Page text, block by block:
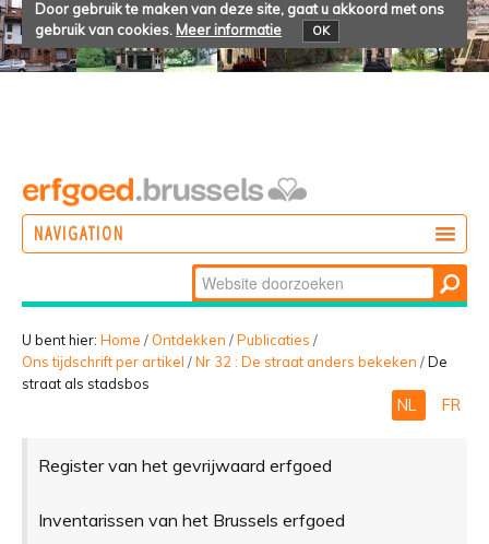
Door gebruik te maken van deze site, gaat u akkoord met ons
gebruik van cookies. Meer informatie OK
NAVIGATION
BELEVEN
Zoek
Geavanceerd
zoeken...
U bent hier: Home / Ontdekken /Publicaties /
Ons tijdschrift per artikel /Nr 32 : De straat anders bekeken /De
straat als stadsbos
NL FR
Register van het gevrijwaard erfgoed
Inventarissen van het Brussels erfgoed